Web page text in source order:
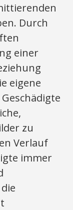
Durch
einer
eigene
zu
Verlauf
immer